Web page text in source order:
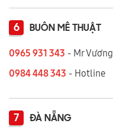
6 BUÔN MÊ THUẬT
0965 931 343 - Mr Vương
0984 448 343 - Hotline
7 ĐÀ NẴNG